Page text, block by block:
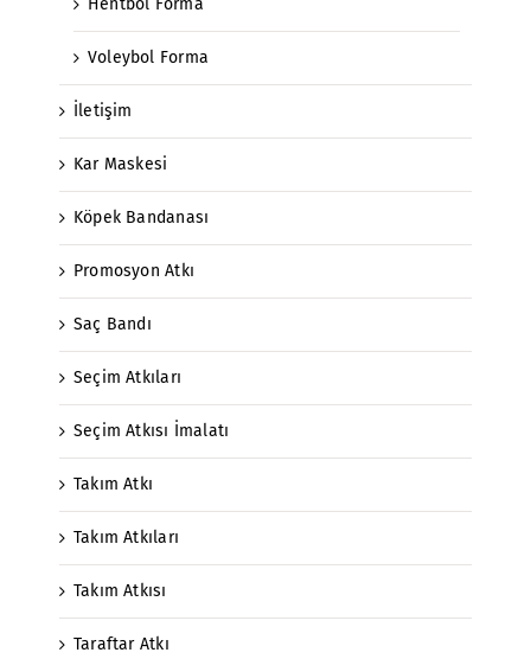
Hentbol Forma
Voleybol Forma
İletişim
Kar Maskesi
Köpek Bandanası
Promosyon Atkı
Saç Bandı
Seçim Atkıları
Seçim Atkısı İmalatı
Takım Atkı
Takım Atkıları
Takım Atkısı
Taraftar Atkı